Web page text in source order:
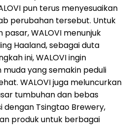
pun terus menyesuaikan
perubahan tersebut. Untuk
WALOVI menunjuk
Haaland, sebagai duta
ini, WALOVI ingin
yang semakin peduli
WALOVI juga meluncurkan
tumbuhan dan bebas
dengan Tsingtao Brewery,
produk untuk berbagai